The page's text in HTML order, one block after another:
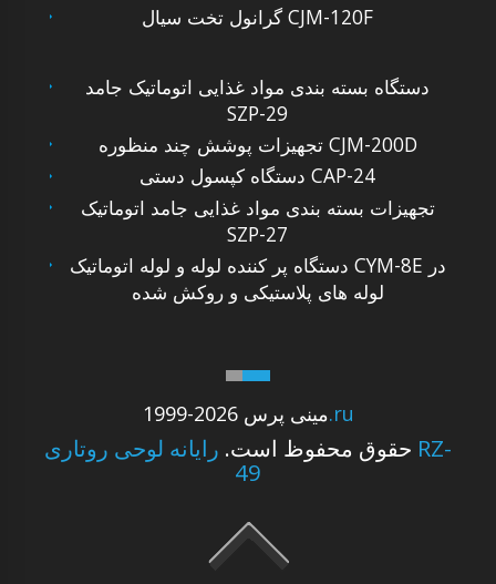
گرانول تخت سیال CJM-120F
1999-2026 مینی پرس.ru
حقوق محفوظ است. رایانه لوحی روتاری RZ-
49
دستگاه بسته بندی مواد غذایی اتوماتیک جامد
SZP-29
تجهیزات پوشش چند منظوره CJM-200D
دستگاه کپسول دستی CAP-24
تجهیزات بسته بندی مواد غذایی جامد اتوماتیک
SZP-27
دستگاه پر کننده لوله و لوله اتوماتیک CYM-8E در
لوله های پلاستیکی و روکش شده